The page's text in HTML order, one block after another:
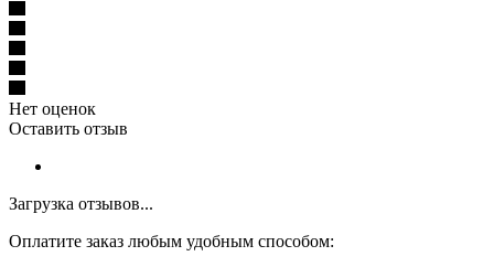
Нет оценок
Оставить отзыв
Загрузка отзывов...
Оплатите заказ любым удобным способом: